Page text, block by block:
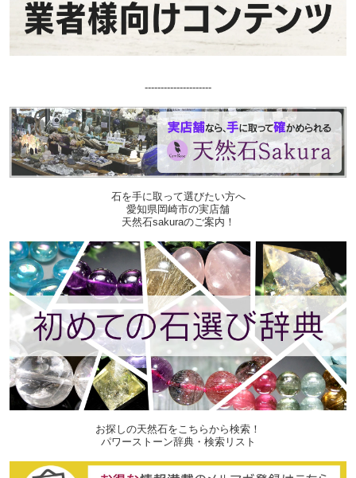
---------------------
石を手に取って選びたい方へ
愛知県岡崎市の実店舗
天然石sakuraのご案内！
お探しの天然石をこちらから検索！
パワーストーン辞典・検索リスト